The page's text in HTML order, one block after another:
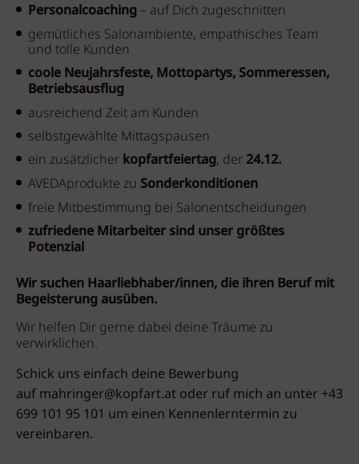
Personalcoaching – auf Dich zugeschnitten
gemütliches Salonambiente, empathisches Team
und tolle Kunden
coole Neujahrsfeste, Mottopartys, Sommeressen,
Betriebsausflug
ausreichend Zeit am Kunden
selbstgewählte Mittagspausen
ein zusätzlicher kopfartfeiertag, der 24.12.
AVEDAprodukte zu Sonderkonditionen
freie Mitbestimmung bei Salonentscheidungen
zufriedene Mitarbeiter sind unser größtes
Potenzial
Wir suchen Haarliebhaber/innen, die ihren Beruf mit
Begeisterung ausüben.
Wir helfen Dir gerne dabei deine Träume zu
verwirklichen.
Schick uns einfach deine Bewerbung
auf mahringer@kopfart.at oder ruf mich an unter +43
699 101 95 101 um einen Kennenlerntermin zu
vereinbaren.